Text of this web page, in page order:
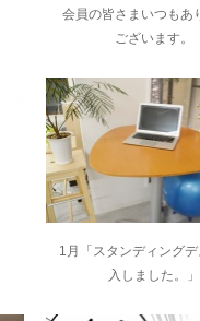
会員の皆さまいつもあ
ございます。
1月「スタンディング
入しました。」